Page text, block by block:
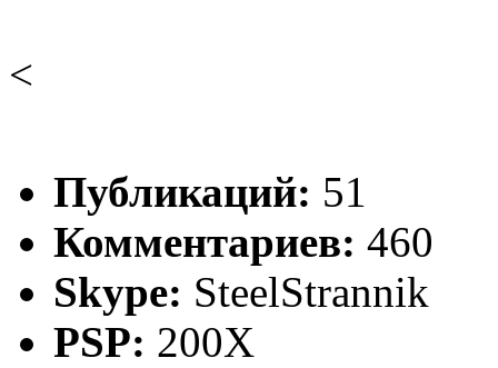
<
Публикаций: 51
Комментариев: 460
Skype: SteelStrannik
PSP: 200X